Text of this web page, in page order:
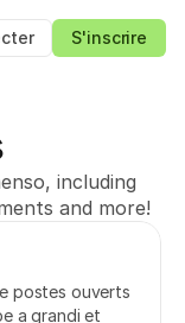
S'inscrire
including
and more!
postes ouverts
a grandi et